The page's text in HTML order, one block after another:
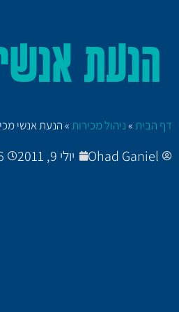
הנעת
דף הבית»ניהול מכירות»הנעת אנשי
Ohad Ganiel יולי 9, 2011